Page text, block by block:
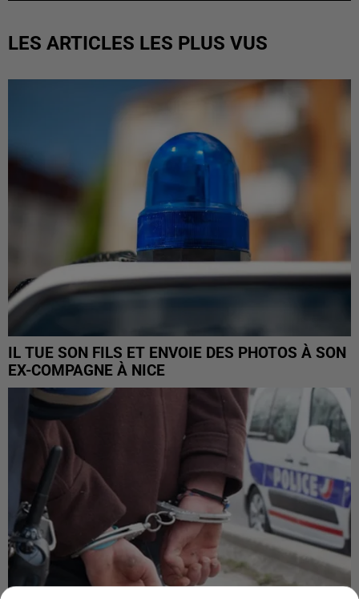
LES ARTICLES LES PLUS VUS
IL TUE SON FILS ET ENVOIE DES PHOTOS À SON
EX-COMPAGNE À NICE